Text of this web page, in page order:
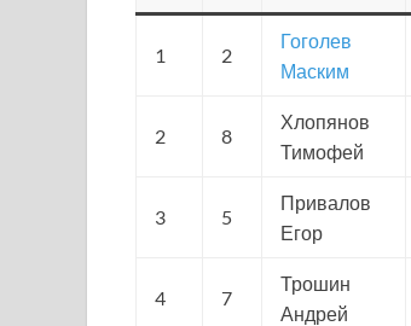
1 2
Гоголев
Маским
2 8
Хлопянов
Тимофей
3 5
Привалов
Егор
4 7
Трошин
Андрей